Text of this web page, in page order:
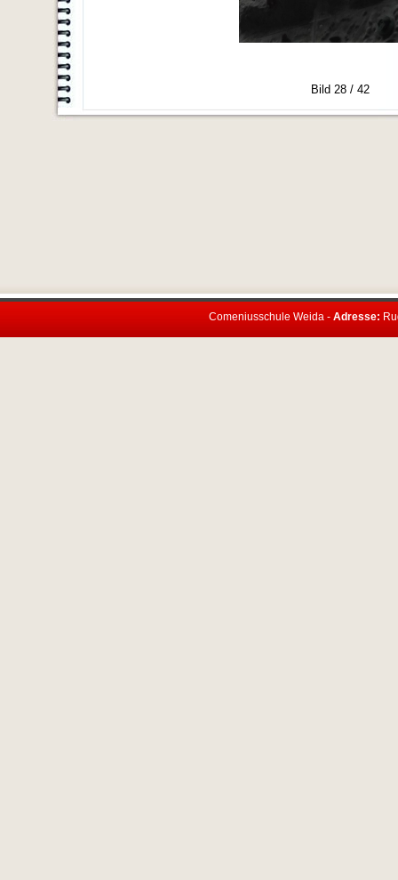
Bild 28 / 42
Comeniusschule Weida - Adresse: